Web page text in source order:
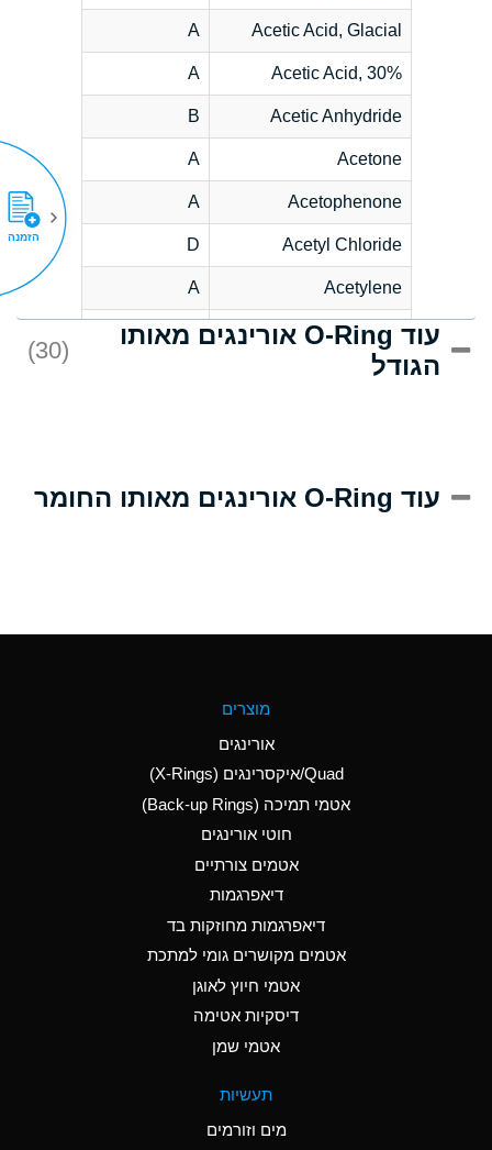
Acetic Acid, Glacial
A
Acetic Acid, 30%
A
Acetic Anhydride
B
Acetone
A
Acetophenone
A
Acetyl Chloride
D
Acetylene
A
Acrlylonitrile
D
Adipic Acid
(Aqueous)
Aluminum Nitrate
(Aqueous)
Aluminum Phosphate
Ammonia Anhydrous
A
Ammonia Gas (cold)
A
Ammonia Gas (hot)
עוד O-Ring אורינגים מאותו
הגודל
(30)
עוד O-Ring אורינגים מאותו החומר
מוצרים
אורינגים
Quad/איקסרינגים (X-Rings)
אטמי תמיכה (Back-up Rings)
חוטי אורינגים
אטמים צורתיים
דיאפרגמות
דיאפרגמות מחוזקות בד
אטמים מקושרים גומי למתכת
אטמי חיוץ לאוגן
דיסקיות אטימה
אטמי שמן
תעשיות
מים וזורמים
הזמנה